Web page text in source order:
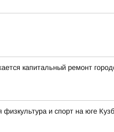
капитальный ремонт
и спорт на юге